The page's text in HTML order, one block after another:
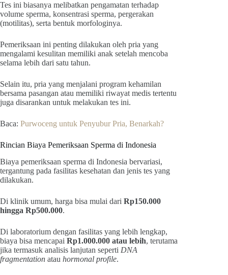
Tes ini biasanya melibatkan pengamatan terhadap
volume sperma, konsentrasi sperma, pergerakan
(motilitas), serta bentuk morfologinya.
Pemeriksaan ini penting dilakukan oleh pria yang
mengalami kesulitan memiliki anak setelah mencoba
selama lebih dari satu tahun.
Selain itu, pria yang menjalani program kehamilan
bersama pasangan atau memiliki riwayat medis tertentu
juga disarankan untuk melakukan tes ini.
Baca: Purwoceng untuk Penyubur Pria, Benarkah?
Rincian Biaya Pemeriksaan Sperma di Indonesia
Biaya pemeriksaan sperma di Indonesia bervariasi,
tergantung pada fasilitas kesehatan dan jenis tes yang
dilakukan.
Di klinik umum, harga bisa mulai dari Rp150.000
hingga Rp500.000.
Di laboratorium dengan fasilitas yang lebih lengkap,
biaya bisa mencapai Rp1.000.000 atau lebih, terutama
jika termasuk analisis lanjutan seperti DNA
fragmentation atau hormonal profile.